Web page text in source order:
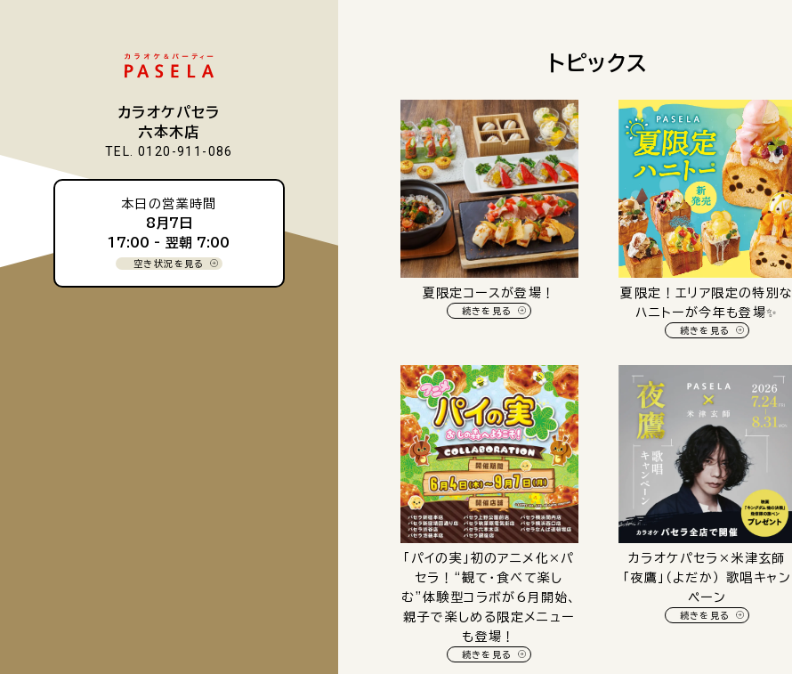
カラオケパセラ
六本木店
TEL. 0120-911-086
本日の営業時間
8月7日
17:00 - 翌朝 7:00
空き状況を見る
トピックス
夏限定コースが登場！
続きを見る
夏限定！エリア限定の特別な
ハニトーが今年も登場✨️
続きを見る
「パイの実」初のアニメ化×パ
セラ！“観て・食べて楽し
む”体験型コラボが6月開始、
親子で楽しめる限定メニュー
も登場！
続きを見る
カラオケパセラ×米津玄師
「夜鷹」（よだか） 歌唱キャン
ペーン
続きを見る